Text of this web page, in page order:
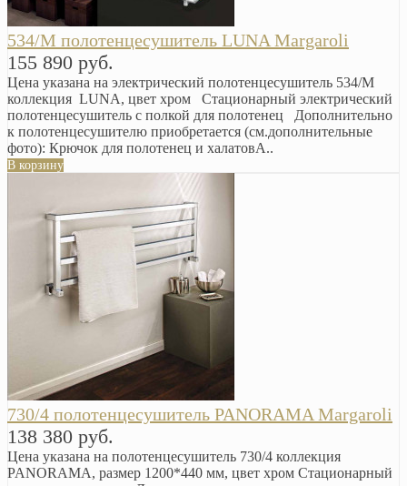
534/М полотенцесушитель LUNA Margaroli
155 890 руб.
Цена указана на электрический полотенцесушитель 534/M
коллекция LUNA, цвет хром Стационарный электрический
полотенцесушитель c полкой для полотенец Дополнительно
к полотенцесушителю приобретается (см.дополнительные
фото): Крючок для полотенец и халатовA..
В корзину
730/4 полотенцесушитель PANORAMA Margaroli
138 380 руб.
Цена указана на полотенцесушитель 730/4 коллекция
PANORAMA, размер 1200*440 мм, цвет хром Стационарный